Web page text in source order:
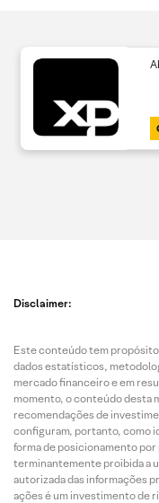
Disclaimer:
Este conteúdo tem
dados estatísticos,
mercado financeiro e em
momento, o conteúdo desta
recomendações de
configuram, portanto, como
forma de posicionamento
terminantemente proibida a
autorizada das informações
ações é um investimento de